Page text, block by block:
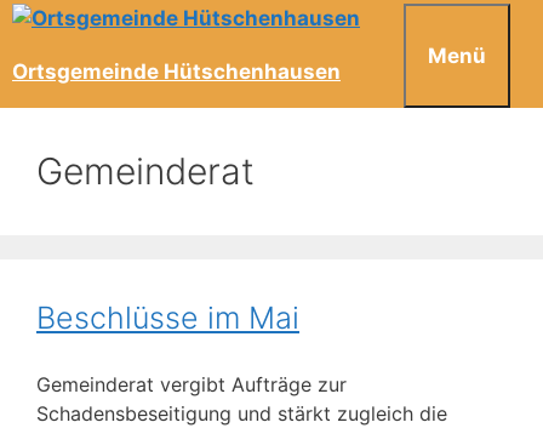
Ortsgemeinde Hütschenhausen
Menü
Gemeinderat
Beschlüsse im Mai
Gemeinderat vergibt Aufträge zur
Schadensbeseitigung und stärkt zugleich die